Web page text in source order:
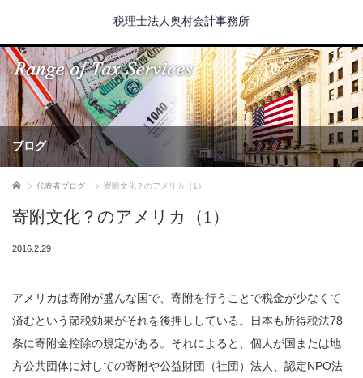
税理士法人奥村会計事務所
ブログ
ホーム 代表者ブログ 寄附文化？のアメリカ（1）
寄附文化？のアメリカ（1）
2016.2.29
アメリカは寄附が盛んな国で、寄附を行うことで税金が少なくて
済むという節税効果がそれを後押ししている。日本も所得税法78
条に寄附金控除の規定がある。それによると、個人が国または地
方公共団体に対しての寄附や公益財団（社団）法人、認定NPO法